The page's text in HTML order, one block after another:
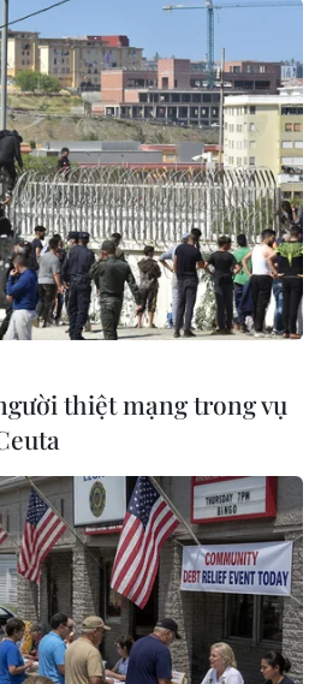
Machine
#Nhân viên bảo vệ
Australia
thiệt mạng trong vụ